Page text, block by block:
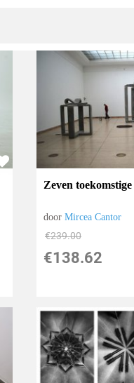
Zeven toekomstige
doorMircea Cantor
€239.00
€138.62